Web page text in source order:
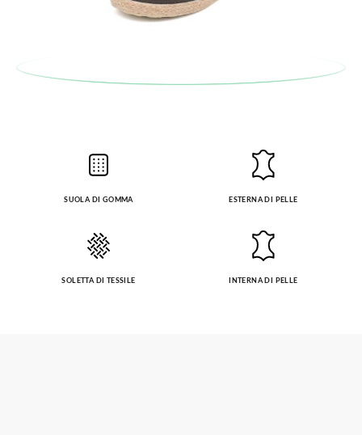
SUOLA DI GOMMA ESTERNA DI PELLE
SOLETTA DI TESSILE INTERNA DI PELLE